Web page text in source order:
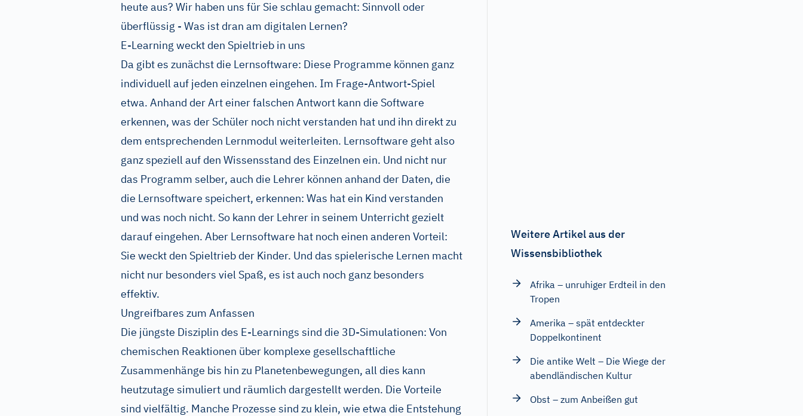
heute aus? Wir haben uns für Sie schlau gemacht: Sinnvoll oder
überflüssig - Was ist dran am digitalen Lernen?
E-Learning weckt den Spieltrieb in uns
Da gibt es zunächst die Lernsoftware: Diese Programme können ganz
individuell auf jeden einzelnen eingehen. Im Frage-Antwort-Spiel
etwa. Anhand der Art einer falschen Antwort kann die Software
erkennen, was der Schüler noch nicht verstanden hat und ihn direkt zu
dem entsprechenden Lernmodul weiterleiten. Lernsoftware geht also
ganz speziell auf den Wissensstand des Einzelnen ein. Und nicht nur
das Programm selber, auch die Lehrer können anhand der Daten, die
die Lernsoftware speichert, erkennen: Was hat ein Kind verstanden
und was noch nicht. So kann der Lehrer in seinem Unterricht gezielt
darauf eingehen. Aber Lernsoftware hat noch einen anderen Vorteil:
Sie weckt den Spieltrieb der Kinder. Und das spielerische Lernen macht
nicht nur besonders viel Spaß, es ist auch noch ganz besonders
effektiv.
Ungreifbares zum Anfassen
Die jüngste Disziplin des E-Learnings sind die 3D-Simulationen: Von
chemischen Reaktionen über komplexe gesellschaftliche
Zusammenhänge bis hin zu Planetenbewegungen, all dies kann
heutzutage simuliert und räumlich dargestellt werden. Die Vorteile
sind vielfältig. Manche Prozesse sind zu klein, wie etwa die Entstehung
Weitere Artikel aus der
Wissensbibliothek
Afrika – unruhiger Erdteil in den
Tropen
Amerika – spät entdeckter
Doppelkontinent
Die antike Welt – Die Wiege der
abendländischen Kultur
Obst – zum Anbeißen gut